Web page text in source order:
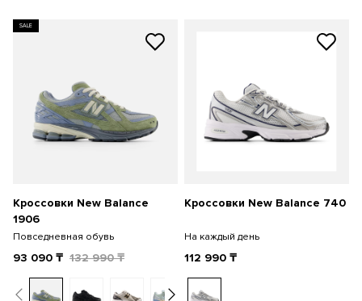
SALE
Кроссовки New Balance
1906
Повседневная обувь
93 090 ₸ 132 990₸
Кроссовки New Balance 740
На каждый день
112 990 ₸